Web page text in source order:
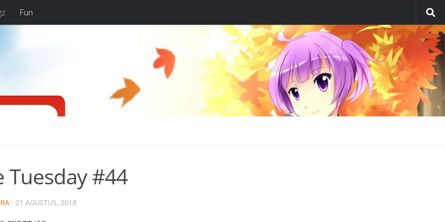
Fun
Tuesday #44
· 21 AGUSTUS, 2018